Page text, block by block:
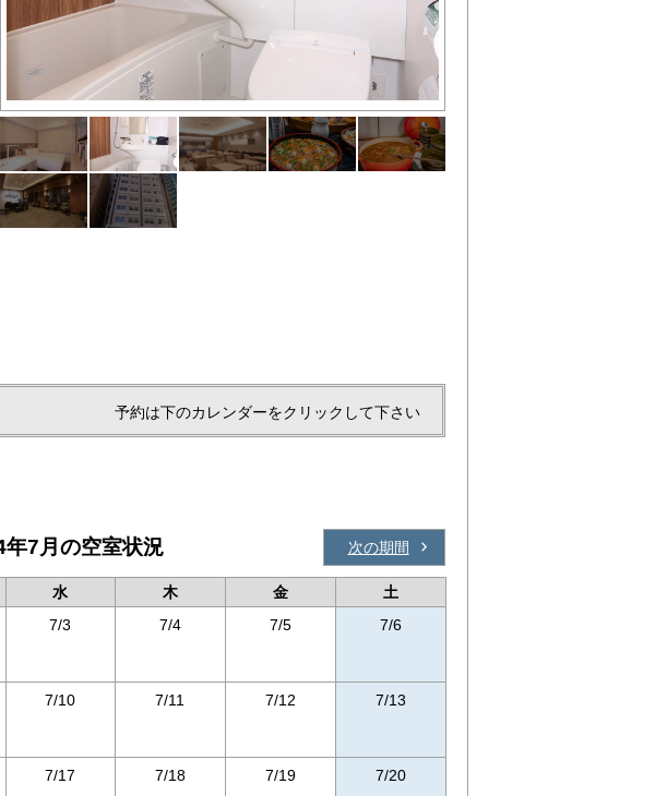
予約は下のカレンダーをクリックして下さい
年7月の空室状況 次の期間
水 木 金
土
7/3 7/4 7/5 7/6
7/10 7/11 7/12 7/13
7/17 7/18 7/19 7/20